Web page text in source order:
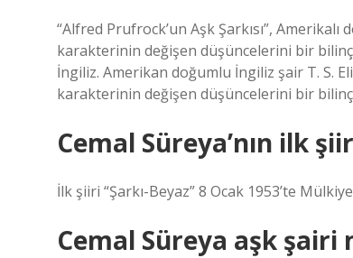
“Alfred Prufrock’un Aşk Şarkısı”,
karakterinin değişen düşüncelerini bir bilinç
İngiliz. Amerikan doğumlu İngiliz şair T. S.
karakterinin değişen düşüncelerini bir bilinç
Cemal Süreya’nın ilk
İlk şiiri “Şarkı-Beyaz” 8 Ocak 1953’te
Cemal Süreya aşk şairi